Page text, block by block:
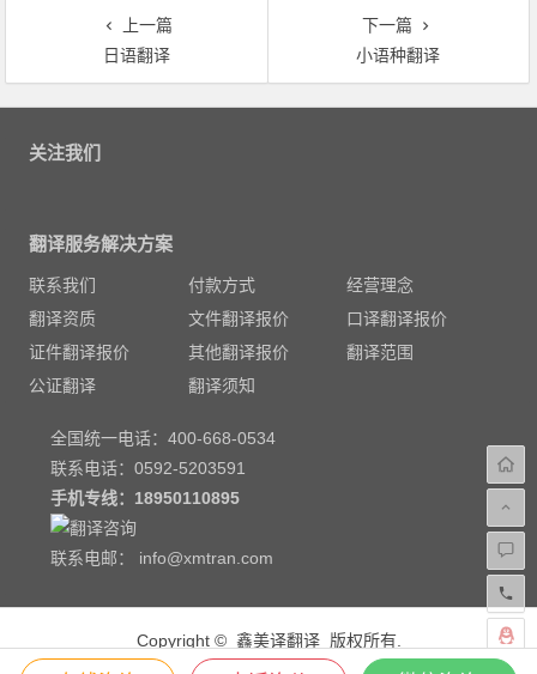
上一篇
日语翻译
下一篇
小语种翻译
文章导航
关注我们
翻译服务解决方案
联系我们 付款方式
经营理念
翻译资质
文件翻译报价
口译翻译报价
证件翻译报价
其他翻译报价
翻译范围
公证翻译
翻译须知
全国统一电话：400-668-0534
联系电话：0592-5203591
手机专线： 18950110895
联系电邮： info@xmtran.com
Copyright © 鑫美译翻译 版权所有.